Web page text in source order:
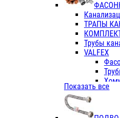
ПК
TK
ТРАПЫ
Трубы
VALFEX
ПВХ
Показать все